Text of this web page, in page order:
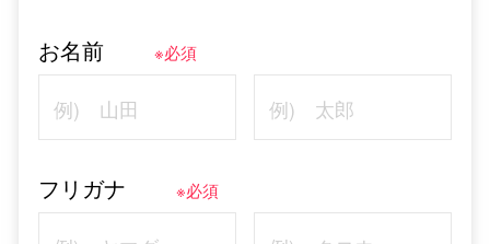
お名前 ※必須
フリガナ ※必須